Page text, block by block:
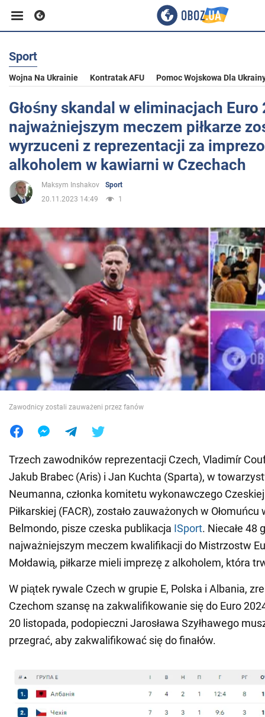
Biznes
Sport
Życie
Społeczeństwo
Wojna na Ukrainie
Świat
Jedzenie
Sport
Wojna Na Ukrainie Kontratak AFU Pomoc Wojskowa Dla
Głośny skandal w eliminacjach Euro
najważniejszym meczem piłkarze
wyrzuceni z reprezentacji za
alkoholem w kawiarni w Czechach
Maksym Inshakov
Sport
20.11.2023 14:49
1
Zawodnicy zostali zauważeni przez fanów
Trzech zawodników reprezentacji Czech, Vladimír
Jakub Brabec (Aris) i Jan Kuchta (Sparta), w
Neumanna, członka komitetu wykonawczego
Piłkarskiej (FACR), zostało zauważonych w
Belmondo, pisze czeska publikacja ISport. Niecałe 48
najważniejszym meczem kwalifikacji do Mistrzostw
Mołdawią, piłkarze mieli imprezę z alkoholem, która
W piątek rywale Czech w grupie E, Polska i Albania,
Czechom szansę na zakwalifikowanie się do Euro
20 listopada, podopieczni Jarosława Szyłhawego
przegrać, aby zakwalifikować się do finałów.